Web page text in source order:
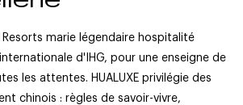
Resorts marie légendaire hospitalité
d'IHG, pour une enseigne de
les attentes. HUALUXE privilégie des
chinois : règles de savoir-vivre,